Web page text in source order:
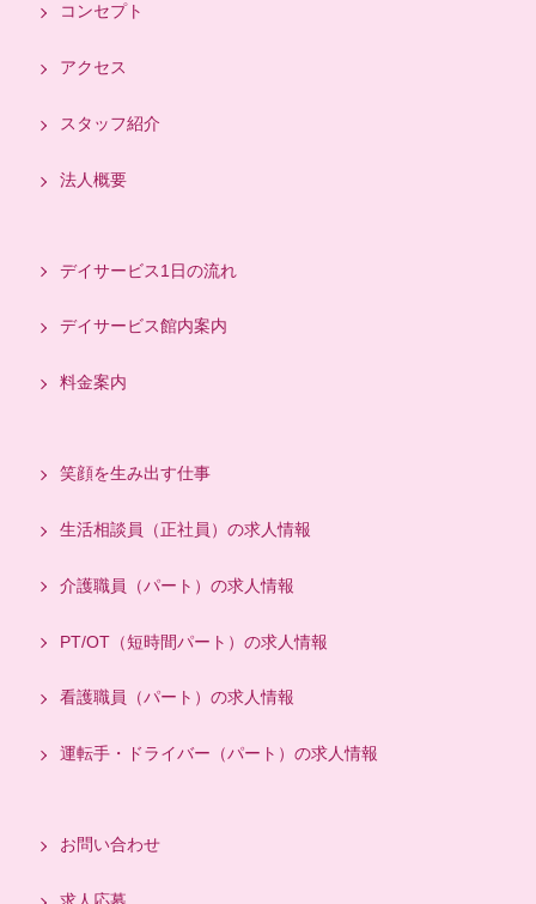
コンセプト
アクセス
スタッフ紹介
法人概要
デイサービス1日の流れ
デイサービス館内案内
料金案内
笑顔を生み出す仕事
生活相談員（正社員）の求人情報
介護職員（パート）の求人情報
PT/OT（短時間パート）の求人情報
看護職員（パート）の求人情報
運転手・ドライバー（パート）の求人情報
お問い合わせ